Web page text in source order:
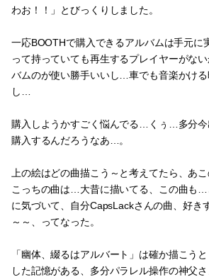
わお！！」とびっくりしました。
一応BOOTHで購入できるアルバムは手元に
って持っていても再生するプレイヤーがな
バムのが使い勝手いいし…車でも音楽かける
し…
購入しようかすごく悩んでる…くぅ…多分
購入するんだろうなあ…。
上の絵はどの曲描こう～と考えてたら、あ
こっちの曲は…大昔に描いてる、この曲も
に気づいて、自分CapsLackさんの曲、好き
～～、ってなった。
「幽体、綴るはアルバート」は確か描こう
した記憶がある、多分パラレル操作の神父